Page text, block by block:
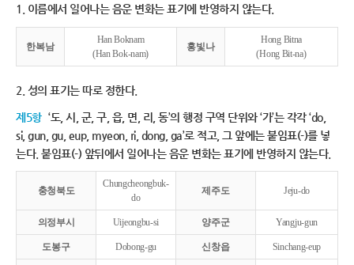
1. 이름에서 일어나는 음운 변화는 표기에 반영하지 않는다.
한복남
Han Boknam
(Han Bok-nam)
홍빛나
Hong Bitna
(Hong Bit-na)
2. 성의 표기는 따로 정한다.
제5항 ‘도, 시, 군, 구, 읍, 면, 리, 동’의 행정 구역 단위와 ‘가’는 각각 ‘do,
si, gun, gu, eup, myeon, ri, dong, ga’로 적고, 그 앞에는 붙임표(-)를 넣
는다. 붙임표(-) 앞뒤에서 일어나는 음운 변화는 표기에 반영하지 않는다.
충청북도
Chungcheongbuk-
do
제주도 Jeju-do
의정부시 Uijeongbu-si 양주군 Yangju-gun
도봉구 Dobong-gu 신창읍 Sinchang-eup